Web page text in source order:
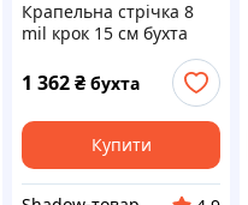
Крапельна стрічка 8
mil крок 15 см бухта
500 метрів емітерна
GOLDEN DRIP
1 362₴ бухта
Купити